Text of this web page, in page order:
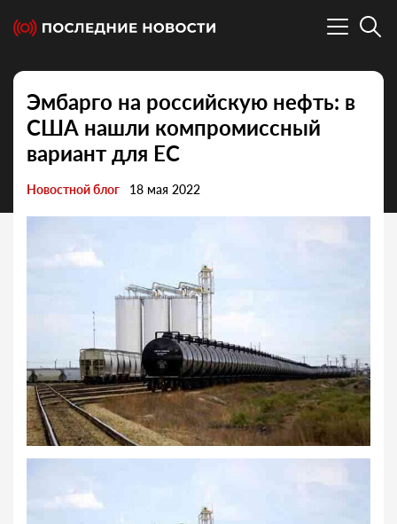
Эмбарго на российскую нефть: в
США нашли компромиссный
вариант для ЕС
Новостной блог 18 мая 2022